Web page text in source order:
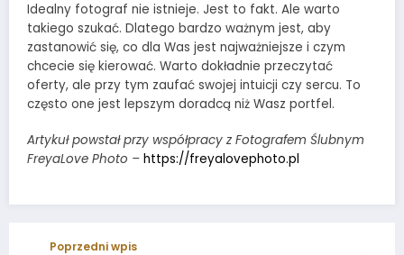
Idealny fotograf nie istnieje. Jest to fakt. Ale warto
takiego szukać. Dlatego bardzo ważnym jest, aby
zastanowić się, co dla Was jest najważniejsze i czym
chcecie się kierować. Warto dokładnie przeczytać
oferty, ale przy tym zaufać swojej intuicji czy sercu. To
często one jest lepszym doradcą niż Wasz portfel.
Artykuł powstał przy współpracy z Fotografem Ślubnym
FreyaLove Photo – https://freyalovephoto.pl
Poprzedni wpis